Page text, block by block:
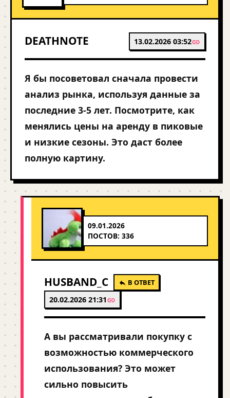
DEATHNOTE 13.02.2026 03:52
Я бы посоветовал сначала провести
анализ рынка, используя данные за
последние 3-5 лет. Посмотрите, как
менялись цены на аренду в пиковые
и низкие сезоны. Это даст более
полную картину.
09.01.2026
ПОСТОВ: 336
HUSBAND_C В ОТВЕТ
20.02.2026 21:31
А вы рассматривали покупку с
возможностью коммерческого
использования? Это может
сильно повысить